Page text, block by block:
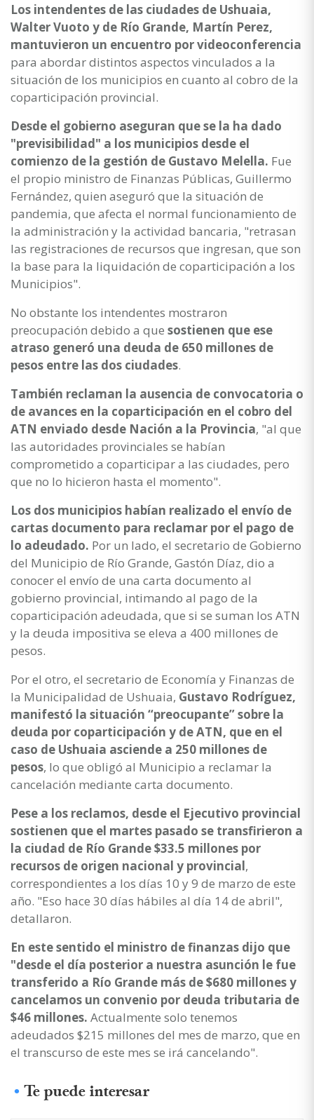
Los intendentes de las ciudades de Ushuaia,
Walter Vuoto y de Río Grande, Martín Perez,
mantuvieron un encuentro por videoconferencia
para abordar distintos aspectos vinculados a la
situación de los municipios en cuanto al cobro de la
coparticipación provincial.
Desde el gobierno aseguran que se la ha dado
"previsibilidad" a los municipios desde el
comienzo de la gestión de Gustavo Melella. Fue
el propio ministro de Finanzas Públicas, Guillermo
Fernández, quien aseguró que la situación de
pandemia, que afecta el normal funcionamiento de
la administración y la actividad bancaria, "retrasan
las registraciones de recursos que ingresan, que son
la base para la liquidación de coparticipación a los
Municipios".
No obstante los intendentes mostraron
preocupación debido a que sostienen que ese
atraso generó una deuda de 650 millones de
pesos entre las dos ciudades.
También reclaman la ausencia de convocatoria o
de avances en la coparticipación en el cobro del
ATN enviado desde Nación a la Provincia, "al que
las autoridades provinciales se habían
comprometido a coparticipar a las ciudades, pero
que no lo hicieron hasta el momento".
Los dos municipios habían realizado el envío de
cartas documento para reclamar por el pago de
lo adeudado. Por un lado, el secretario de Gobierno
del Municipio de Río Grande, Gastón Díaz, dio a
conocer el envío de una carta documento al
gobierno provincial, intimando al pago de la
coparticipación adeudada, que si se suman los ATN
y la deuda impositiva se eleva a 400 millones de
pesos.
Por el otro, el secretario de Economía y Finanzas de
la Municipalidad de Ushuaia, Gustavo Rodríguez,
manifestó la situación “preocupante” sobre la
deuda por coparticipación y de ATN, que en el
caso de Ushuaia asciende a 250 millones de
pesos, lo que obligó al Municipio a reclamar la
cancelación mediante carta documento.
Pese a los reclamos, desde el Ejecutivo provincial
sostienen que el martes pasado se transfirieron a
la ciudad de Río Grande $33.5 millones por
recursos de origen nacional y provincial,
correspondientes a los días 10 y 9 de marzo de este
año. "Eso hace 30 días hábiles al día 14 de abril",
detallaron.
En este sentido el ministro de finanzas dijo que
"desde el día posterior a nuestra asunción le fue
transferido a Río Grande más de $680 millones y
cancelamos un convenio por deuda tributaria de
$46 millones. Actualmente solo tenemos
adeudados $215 millones del mes de marzo, que en
el transcurso de este mes se irá cancelando".
Te puede interesar